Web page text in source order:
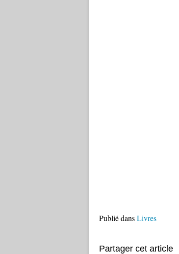
Publié dansLivres
Partager cet article